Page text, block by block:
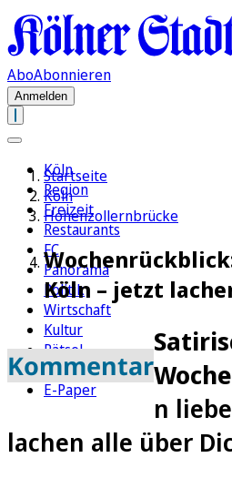
AboAbonnieren
Anmelden
Köln
Region
Freizeit
Restaurants
FC
Panorama
Politik
Wirtschaft
Kultur
Rätsel
Newsletter
E-Paper
Startseite
Köln
Hohenzollernbrücke
Köln – jetzt
Kommentar
n
lachen alle über